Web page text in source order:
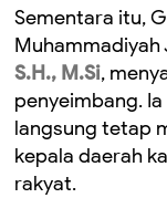
Sementara itu,
Muhammadiyah
S.H., M.Si,
penyeimbang.
langsung tetap
kepala daerah
rakyat.